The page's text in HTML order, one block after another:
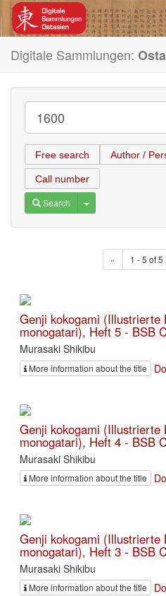
Digitale Sammlungen:
Free search Author /
Call number
Search Toggle Dropdown
« 1 - 5 of 5
Genji kokogami (Illustrierte
monogatari), Heft 5 - BSB
Murasaki Shikibu
More information about the title
Genji kokogami (Illustrierte
monogatari), Heft 4 - BSB
Murasaki Shikibu
More information about the title
Genji kokogami (Illustrierte
monogatari), Heft 3 - BSB
Murasaki Shikibu
More information about the title